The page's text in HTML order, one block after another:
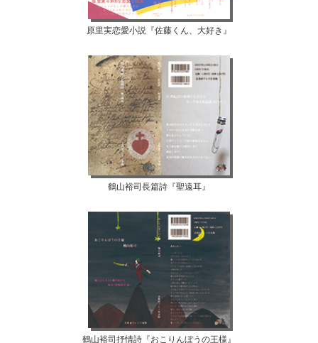
原里実恋愛小説『佐藤くん、大好き』
鶴山裕司長篇詩『聖遠耳』
鶴山裕司抒情詩『おこりんぼうの王様』